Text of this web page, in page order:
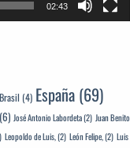
02:43
Brasil (4) España (69)
(6) José Antonio Labordeta(2) Juan Benito
Leopoldo de Luis,(2) León Felipe,(2) Luis